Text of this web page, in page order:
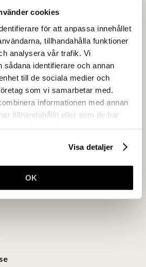
cookies
för att anpassa innehållet
tillhandahålla funktioner
analysera vår trafik. Vi
sådana identifierare och annan
till de sociala medier och
som vi samarbetar med.
informationen med annan
tillhandahållit eller som de har
Visa detaljer
OK
om medlemskap
4500 andra frisörföretagare
få en enklare vardag.
om medlemskap